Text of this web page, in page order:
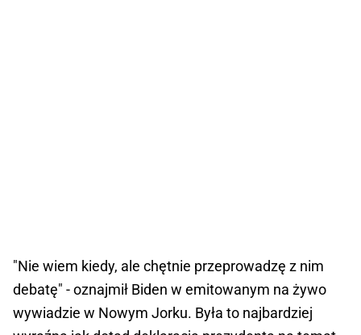
"Nie wiem kiedy, ale chętnie przeprowadzę z nim
debatę" - oznajmił Biden w emitowanym na żywo
wywiadzie w Nowym Jorku. Była to najbardziej